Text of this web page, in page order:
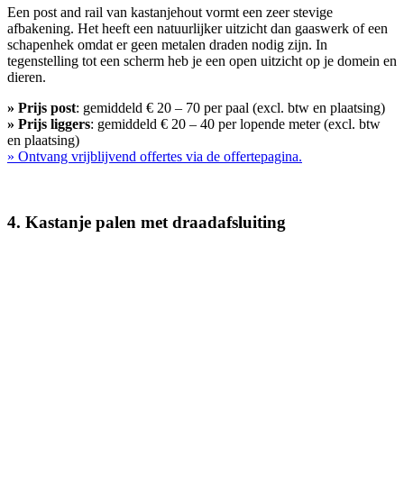
Een post and rail van kastanjehout vormt een zeer stevige
afbakening. Het heeft een natuurlijker uitzicht dan gaaswerk of een
schapenhek omdat er geen metalen draden nodig zijn. In
tegenstelling tot een scherm heb je een open uitzicht op je domein en
dieren.
» Prijs post: gemiddeld € 20 – 70 per paal (excl. btw en plaatsing)
» Prijs liggers: gemiddeld € 20 – 40 per lopende meter (excl. btw
en plaatsing)
» Ontvang vrijblijvend offertes via de offertepagina.
4. Kastanje palen met draadafsluiting